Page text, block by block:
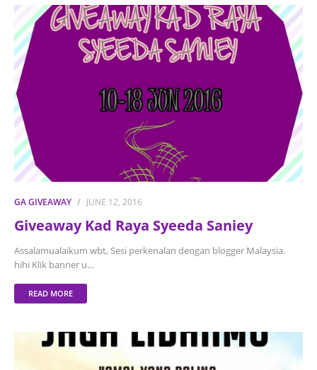
GA GIVEAWAY JUNE 12, 2016
Giveaway Kad Raya Syeeda Saniey
Assalamualaikum wbt, Sesi perkenalan dengan blogger Malaysia.
hihi Klik banner u…
READ MORE